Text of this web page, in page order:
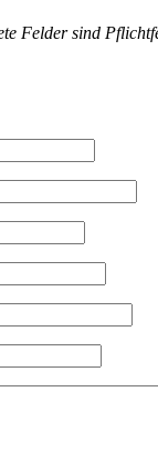
Felder sind